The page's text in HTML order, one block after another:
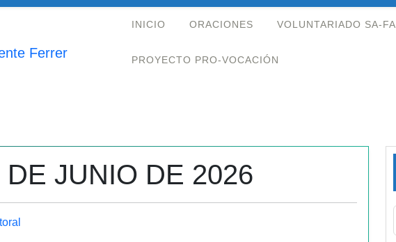
Ferrer
INICIO ORACIONES VOLUNTARIADO SA-FA
PROYECTO PRO-VOCACIÓN
JUNIO DE 2026